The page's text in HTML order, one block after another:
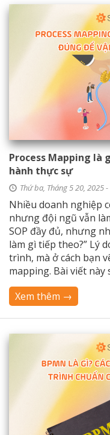
Process Mapping là
hành thực sự
Thứ ba, Tháng 5 20, 2025
Nhiều doanh nghiệp
nhưng đội ngũ vẫn
SOP đầy đủ, nhưng
làm gì tiếp theo?” Lý
trình, mà ở cách bạn
mapping. Bài viết này
Xem thêm →